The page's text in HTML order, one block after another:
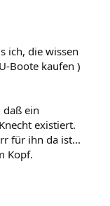
ich, die wissen
Boote kaufen )
ein
existiert.
für ihn da ist...
Kopf.